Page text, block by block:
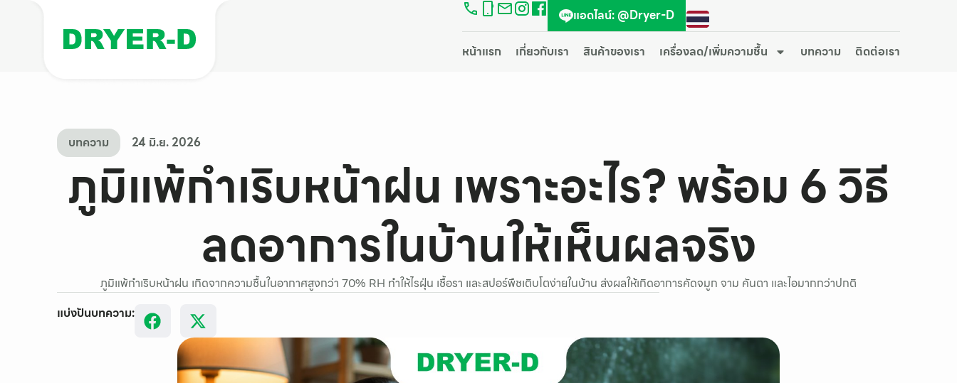
แอดไลน์: @Dryer-D
หน้าแรก เกี่ยวกับเรา สินค้าของเรา เครื่องลด/เพิ่มความชื้น บทความ ติดต่อเรา
บทความ 24 มิ.ย. 2026
ภูมิแพ้กำเริบหน้าฝน เพราะอะไร? พร้อม 6 วิธี
ลดอาการในบ้านให้เห็นผลจริง
ภูมิแพ้กำเริบหน้าฝน เกิดจากความชื้นในอากาศสูงกว่า 70% RH ทำให้ไรฝุ่น เชื้อรา และสปอร์พืชเติบโตง่ายในบ้าน ส่งผลให้เกิดอาการคัดจมูก จาม คันตา และไอมากกว่าปกติ
แบ่งปันบทความ: